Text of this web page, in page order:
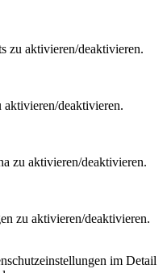
zu aktivieren/deaktivieren.
deaktivieren.
zu aktivieren/deaktivieren.
zu aktivieren/deaktivieren.
im Detail